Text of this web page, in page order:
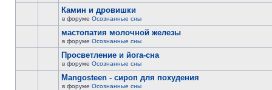
Камин и дровишки
в форуме Осознанные сны
мастопатия молочной железы
в форуме Осознанные сны
Просветление и йога-сна
в форуме Осознанные сны
Mangosteen - сироп для похудения
в форуме Осознанные сны